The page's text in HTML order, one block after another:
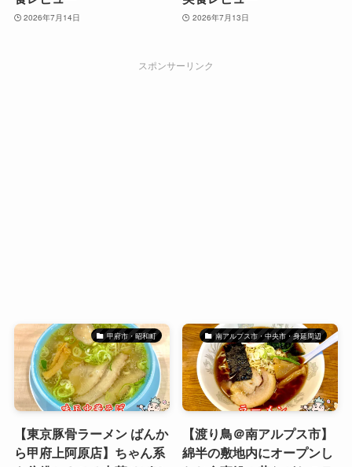
2026年7月14日 2026年7月13日
スポンサーリンク
甲府市・昭和町
【東京豚骨ラーメン ばんか
ら甲府上阿原店】ちゃん系
南アルプス市・中央市・身延周辺
【渡り鳥＠南アルプス市】
綿半の敷地内にオープンし